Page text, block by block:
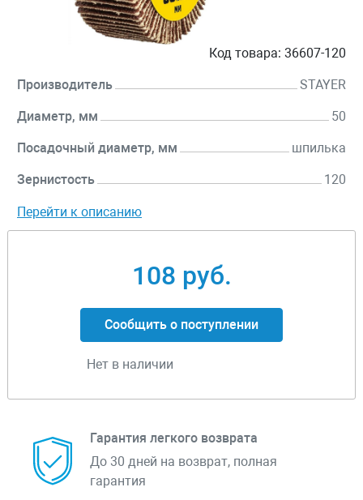
Код товара: 36607-120
Производитель STAYER
Диаметр, мм 50
Посадочный диаметр, мм шпилька
Зернистость 120
Перейти к описанию
108 руб.
Сообщить о поступлении
Нет в наличии
Гарантия легкого возврата
До 30 дней на возврат, полная
гарантия